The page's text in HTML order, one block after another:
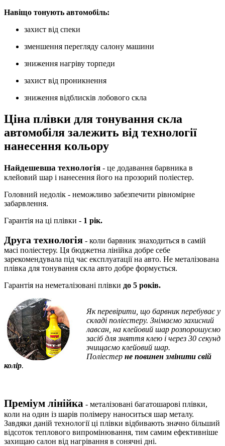
Навіщо тонують автомобіль:
захист від спеки
зменшення перегляду салону машини
зниження нагріву торпеди
захист від проникнення
зниження відблисків лобового скла
Ціна плівки для тонування скла
автомобіля залежить від технології
нанесення кольору
Найдешевша технологія - це додавання барвника в
клейовий шар і нанесення його на прозорий поліестер.
Головний недолік - неможливо забезпечити рівномірне
забарвлення.
Гарантія на ці плівки - 1 рік.
Друга технологія - коли барвник знаходиться в самій
масі поліестеру. Ця бюджетна лінійка добре себе
зарекомендувала під час експлуатації на авто. Не металізована
плівка для тонування скла авто добре формується.
Гарантія на неметалізовані плівки до 5 років.
Як перевірити, що барвник перебуває у
складі поліестеру. Знімаємо захисний
лавсан, на клейовий шар розпорошуємо
засіб для зняття клею і через 30 секунд
зчищаємо клейовий шар.
Поліестер не повинен змінити свій
колір.
Преміум лінійка - металізовані багатошарові плівки,
коли на один із шарів полімеру наноситься шар металу.
Завдяки даній технології ці плівки відбивають значно більший
відсоток теплового випромінювання, тим самим ефективніше
захищаю салон від нагрівання в сонячні дні.